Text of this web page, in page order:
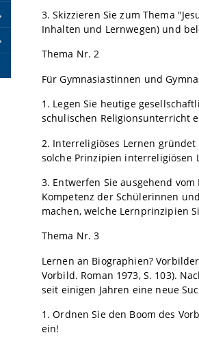
3. Skizzieren Sie zum Thema
Inhalten und Lernwegen) und
Thema Nr. 2
Für Gymnasiastinnen und
1. Legen Sie heutige
schulischen Religionsunterricht
2. Interreligiöses Lernen
solche Prinzipien interreligiösen
3. Entwerfen Sie ausgehend
Kompetenz der Schülerinnen
machen, welche Lernprinzipien
Thema Nr. 3
Lernen an Biographien?
Vorbild. Roman 1973, S. 103).
seit einigen Jahren eine neue
1. Ordnen Sie den Boom des
ein!